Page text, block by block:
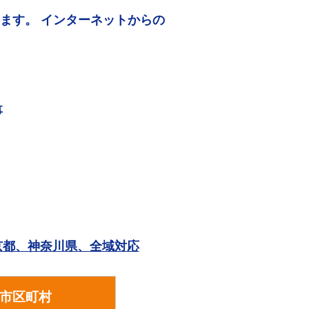
す。 インターネットからの
、神奈川県、全域対応
市区町村